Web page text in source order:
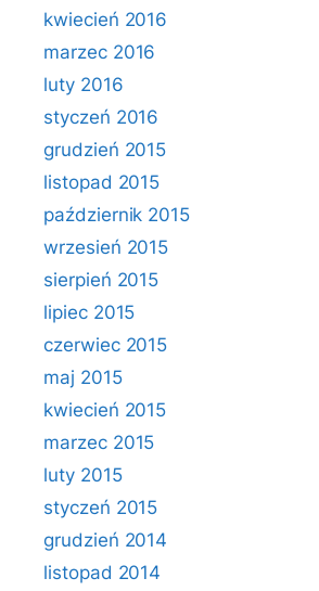
kwiecień 2016
marzec 2016
luty 2016
styczeń 2016
grudzień 2015
listopad 2015
październik 2015
wrzesień 2015
sierpień 2015
lipiec 2015
czerwiec 2015
maj 2015
kwiecień 2015
marzec 2015
luty 2015
styczeń 2015
grudzień 2014
listopad 2014